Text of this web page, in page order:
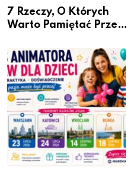
7 Rzeczy, O Których
Warto Pamiętać Przed